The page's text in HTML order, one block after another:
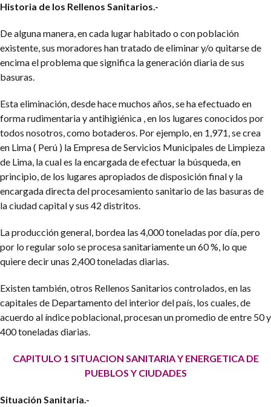
Historia de los Rellenos Sanitarios.-
De alguna manera, en cada lugar habitado o con población
existente, sus moradores han tratado de eliminar y/o quitarse de
encima el problema que significa la generación diaria de sus
basuras.
Esta eliminación, desde hace muchos años, se ha efectuado en
forma rudimentaria y antihigiénica , en los lugares conocidos por
todos nosotros, como botaderos. Por ejemplo, en 1,971, se crea
en Lima ( Perú ) la Empresa de Servicios Municipales de Limpieza
de Lima, la cual es la encargada de efectuar la búsqueda, en
principio, de los lugares apropiados de disposición final y la
encargada directa del procesamiento sanitario de las basuras de
la ciudad capital y sus 42 distritos.
La producción general, bordea las 4,000 toneladas por día, pero
por lo regular solo se procesa sanitariamente un 60 %, lo que
quiere decir unas 2,400 toneladas diarias.
Existen también, otros Rellenos Sanitarios controlados, en las
capitales de Departamento del interior del país, los cuales, de
acuerdo al índice poblacional, procesan un promedio de entre 50 y
400 toneladas diarias.
CAPITULO 1 SITUACION SANITARIA Y ENERGETICA DE
PUEBLOS Y CIUDADES
Situación Sanitaria.-